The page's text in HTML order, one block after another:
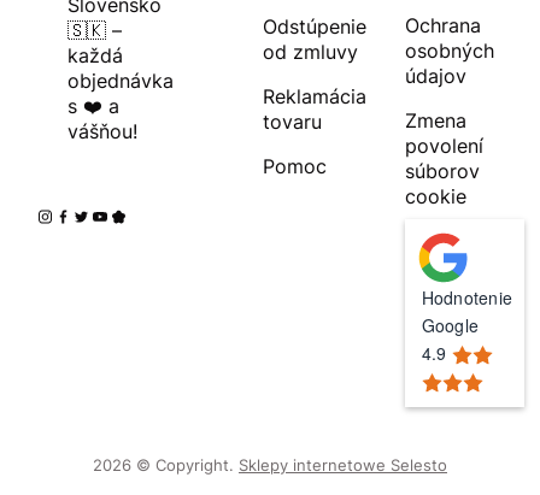
Slovensko
🇸🇰 –
každá
objednávka
s ❤️ a
vášňou!
Odstúpenie
od zmluvy
Reklamácia
tovaru
Pomoc
Ochrana
osobných
údajov
Zmena
povolení
súborov
cookie
Hodnotenie
Google
4.9
2026 © Copyright. Sklepy internetowe Selesto